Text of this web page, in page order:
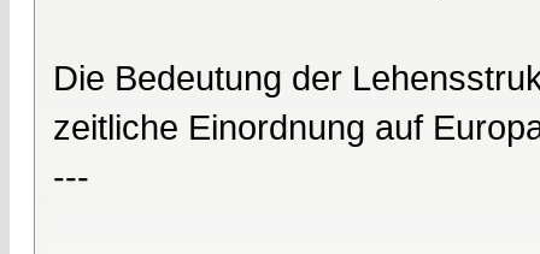
Die Bedeutung der
zeitliche Einordnung auf
---